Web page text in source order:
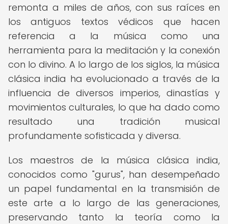
remonta a miles de años, con sus raíces en
los antiguos textos védicos que hacen
referencia a la música como una
herramienta para la meditación y la conexión
con lo divino. A lo largo de los siglos, la música
clásica india ha evolucionado a través de la
influencia de diversos imperios, dinastías y
movimientos culturales, lo que ha dado como
resultado una tradición musical
profundamente sofisticada y diversa.
Los maestros de la música clásica india,
conocidos como "gurus", han desempeñado
un papel fundamental en la transmisión de
este arte a lo largo de las generaciones,
preservando tanto la teoría como la